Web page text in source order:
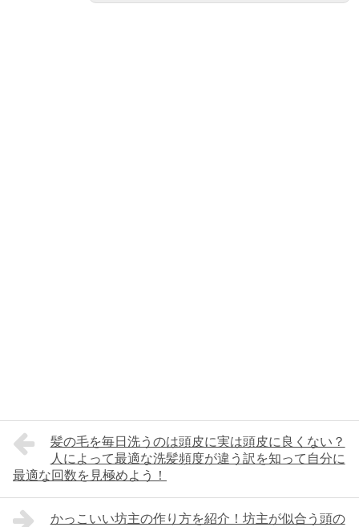
髪の毛を毎日洗うのは頭皮に実は頭皮に良くない？
人によって最適な洗髪頻度が違う訳を知って自分に
最適な回数を見極めよう！
かっこいい坊主の作り方を紹介！坊主が似合う頭の